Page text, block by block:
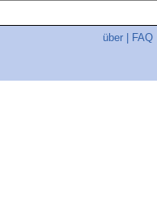
über FAQ